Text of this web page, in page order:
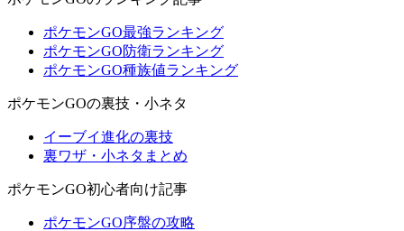
ポケモンGO最強ランキング
ポケモンGO防衛ランキング
ポケモンGO種族値ランキング
ポケモンGOの裏技・小ネタ
イーブイ進化の裏技
裏ワザ・小ネタまとめ
ポケモンGO初心者向け記事
ポケモンGO序盤の攻略